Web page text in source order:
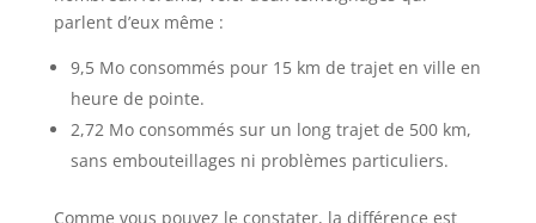
parlent d’eux même :
9,5 Mo consommés pour 15 km de trajet en ville en
heure de pointe.
2,72 Mo consommés sur un long trajet de 500 km,
sans embouteillages ni problèmes particuliers.
Comme vous pouvez le constater, la différence est